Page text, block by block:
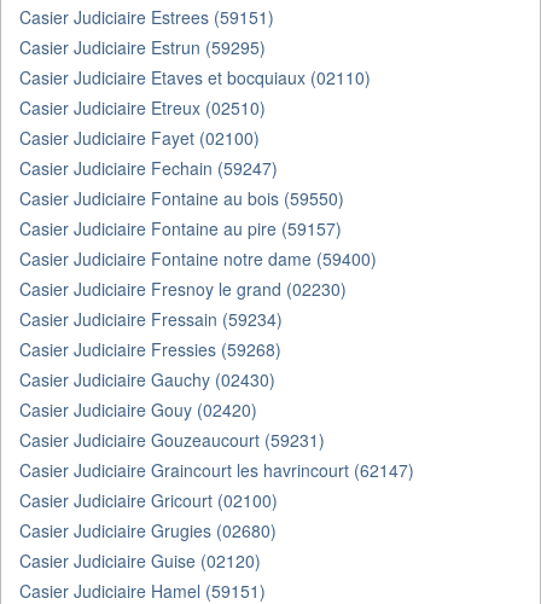
Casier Judiciaire Estrees (59151)
Casier Judiciaire Estrun (59295)
Casier Judiciaire Etaves et bocquiaux (02110)
Casier Judiciaire Etreux (02510)
Casier Judiciaire Fayet (02100)
Casier Judiciaire Fechain (59247)
Casier Judiciaire Fontaine au bois (59550)
Casier Judiciaire Fontaine au pire (59157)
Casier Judiciaire Fontaine notre dame (59400)
Casier Judiciaire Fresnoy le grand (02230)
Casier Judiciaire Fressain (59234)
Casier Judiciaire Fressies (59268)
Casier Judiciaire Gauchy (02430)
Casier Judiciaire Gouy (02420)
Casier Judiciaire Gouzeaucourt (59231)
Casier Judiciaire Graincourt les havrincourt (62147)
Casier Judiciaire Gricourt (02100)
Casier Judiciaire Grugies (02680)
Casier Judiciaire Guise (02120)
Casier Judiciaire Hamel (59151)